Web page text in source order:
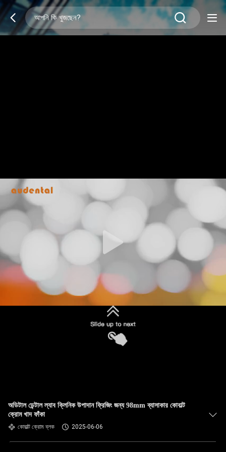
অডিটাল ডেন্টাল ল্যাব ক্লিনিক উপাদান ফ্রিজিং জন্য 98mm ব্যাসাকার কোবাল্ট
ক্রোম খাদ ফাঁকা
কোবাল্ট ক্রোম ব্লক 2025-06-06